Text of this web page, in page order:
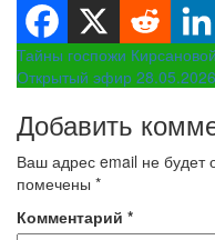
Навигация
по
записям
Тайны госпожи
Открытый эфир 28.05.2026
Добавить
Ваш адрес email не будет
помечены *
Комментарий *